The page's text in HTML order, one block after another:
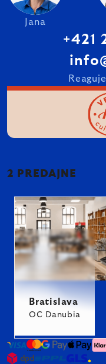
Jana
+421
2 PREDAJNE
Bratislava
OC Danubia